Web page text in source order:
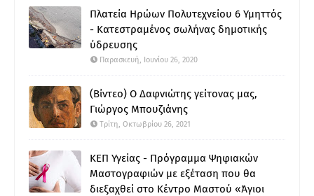
Πλατεία Ηρώων Πολυτεχνείου 6 Υμηττός
- Κατεστραμένος σωλήνας δημοτικής
ύδρευσης
Παρασκευή, Ιουνίου 26, 2020
(Βίντεο) Ο Δαφνιώτης γείτονας μας,
Γιώργος Μπουζιάνης
Τρίτη, Οκτωβρίου 26, 2021
ΚΕΠ Υγείας - Πρόγραμμα Ψηφιακών
Μαστογραφιών με εξέταση που θα
διεξαχθεί στο Κέντρο Μαστού «Άγιοι